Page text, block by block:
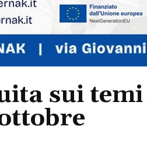
sui temi